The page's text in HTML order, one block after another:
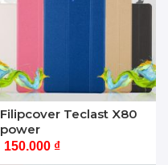
Filipcover Teclast X80
power
150.000 ₫